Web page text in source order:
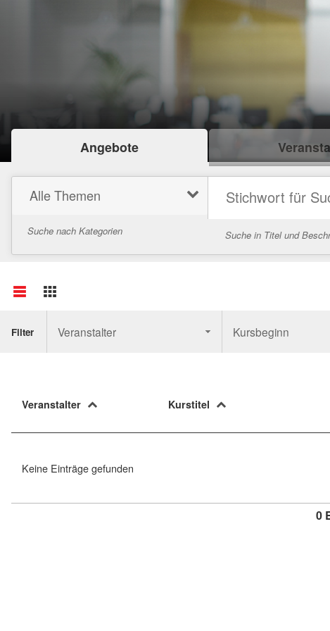
Angebote
Alle Themen
Suche nach Kategorien Suche in Titel und
Filter Veranstalter Kursbeginn
Veranstalter Kurstitel
Keine Einträge gefunden
0